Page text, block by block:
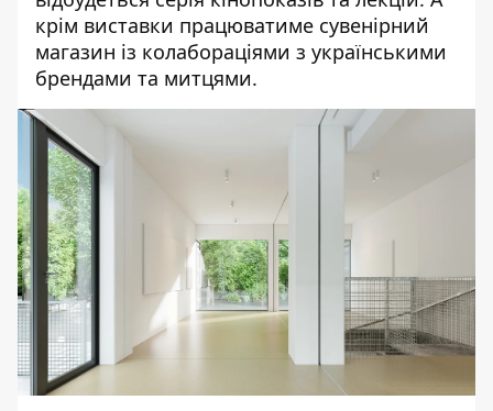
крім виставки працюватиме сувенірний
магазин із колабораціями з українськими
брендами та митцями.